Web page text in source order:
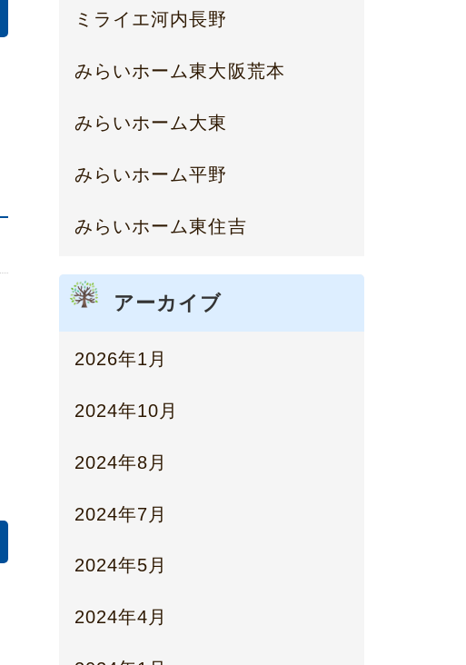
ミライエ河内長野
みらいホーム東大阪荒本
みらいホーム大東
みらいホーム平野
みらいホーム東住吉
アーカイブ
2026年1月
2024年10月
2024年8月
2024年7月
2024年5月
2024年4月